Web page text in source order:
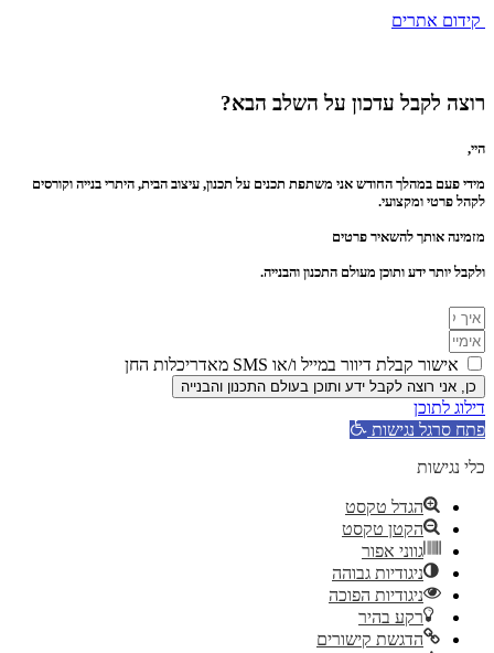
קידום אתרים
רוצה לקבל עדכון על השלב הבא?
היי,
מידי פעם במהלך החודש אני משתפת תכנים על תכנון, עיצוב הבית, היתרי בנייה וקורסים
לקהל פרטי ומקצועי.
מזמינה אותך להשאיר פרטים
ולקבל יותר ידע ותוכן מעולם התכנון והבנייה.
אישור קבלת דיוור במייל ו/או SMS מאדריכלות החן
כן, אני רוצה לקבל ידע ותוכן בעולם התכנון והבנייה
דילוג לתוכן
פתח סרגל נגישות
כלי נגישות
הגדל טקסט
הקטן טקסט
גווני אפור
ניגודיות גבוהה
ניגודיות הפוכה
רקע בהיר
הדגשת קישורים